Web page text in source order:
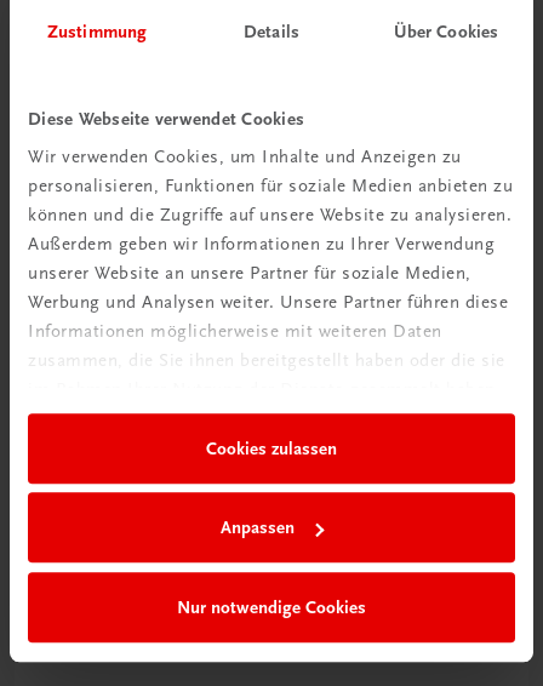
Zustimmung Details Über Cookies
Diese Webseite verwendet Cookies
Wir verwenden Cookies, um Inhalte und Anzeigen zu
personalisieren, Funktionen für soziale Medien anbieten zu
können und die Zugriffe auf unsere Website zu analysieren.
Außerdem geben wir Informationen zu Ihrer Verwendung
unserer Website an unsere Partner für soziale Medien,
Werbung und Analysen weiter. Unsere Partner führen diese
Informationen möglicherweise mit weiteren Daten
zusammen, die Sie ihnen bereitgestellt haben oder die sie
Cookies zulassen
Anpassen
Nur notwendige Cookies
Interaktive
Übungen